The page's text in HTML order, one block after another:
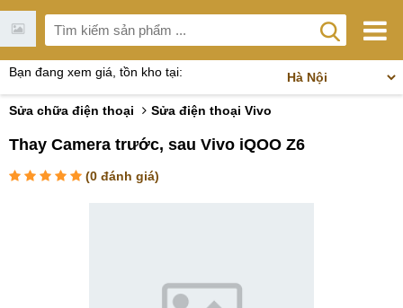
Bạn đang xem giá, tồn kho tại:
Sửa chữa điện thoại Sửa điện thoại Vivo
Thay Camera trước, sau Vivo iQOO Z6
(0 đánh giá)